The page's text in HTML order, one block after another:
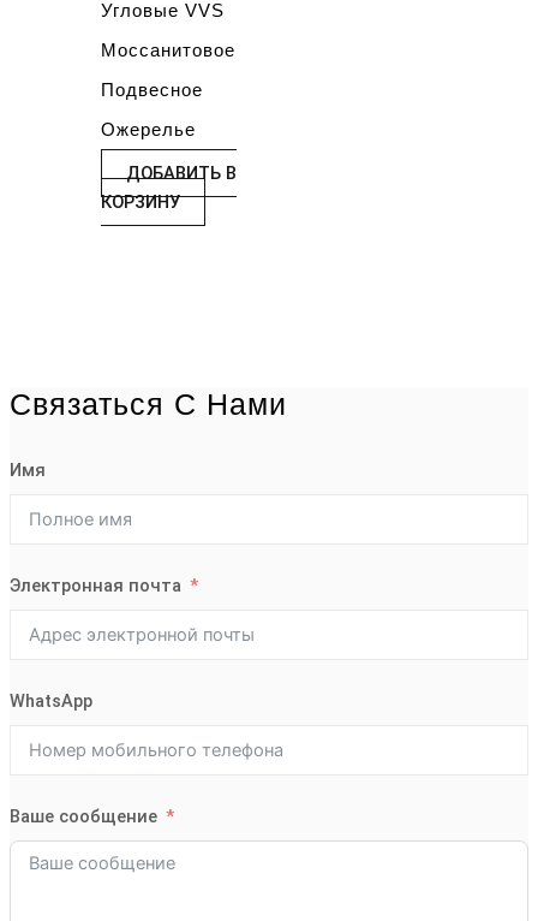
Связаться С Нами
Имя
Электронная почта
WhatsApp
Ваше сообщение
Угловые VVS
Моссанитовое
Подвесное
Ожерелье
ДОБАВИТЬ В
КОРЗИНУ